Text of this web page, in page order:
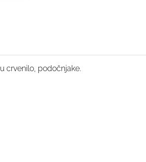
crvenilo, podočnjake.